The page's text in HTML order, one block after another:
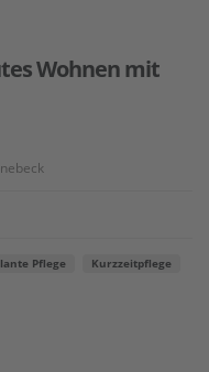
Wohnen mit
Pflege Kurzzeitpflege